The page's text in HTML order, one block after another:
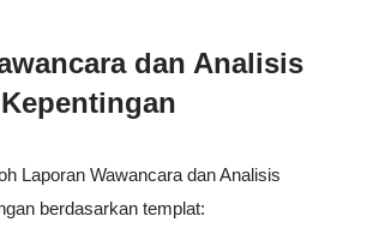
dan Analisis
Laporan Wawancara dan Analisis
berdasarkan templat: